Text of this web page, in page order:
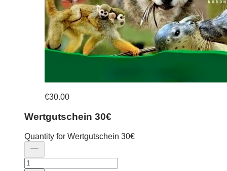
€30.00
Wertgutschein 30€
Quantity for Wertgutschein 30€